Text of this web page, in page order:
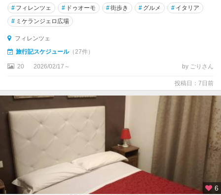
島
エ
ン
オ
ィ
ー
ト
ン
# フィレンツェ # ドゥオーモ #街歩き # グルメ # イタリア
# ミケランジェロ広場
フィレンツェ
旅行記スケジュール（27件）
20 2026/02/17～ by ごりさん
投稿日：7日前
6